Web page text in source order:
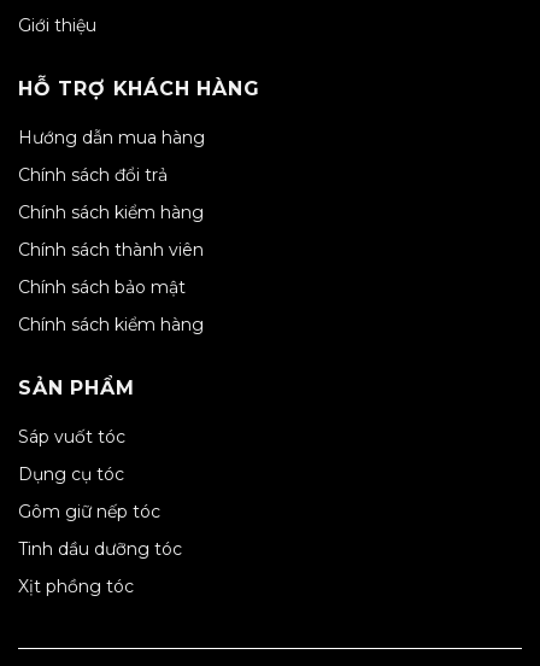
Giới thiệu
HỖ TRỢ KHÁCH HÀNG
Hướng dẫn mua hàng
Chính sách đổi trả
Chính sách kiểm hàng
Chính sách thành viên
Chính sách bảo mật
Chính sách kiểm hàng
SẢN PHẨM
Sáp vuốt tóc
Dụng cụ tóc
Gôm giữ nếp tóc
Tinh dầu dưỡng tóc
Xịt phồng tóc